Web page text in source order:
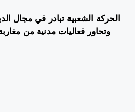
الحركة الشعبية تبادر في مجال
وتحاور فعاليات مدنية من